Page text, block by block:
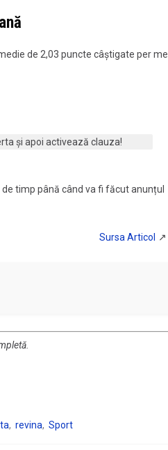
de 2,03 puncte câștigate per
timp până când va fi făcut anunțul
revina Sport